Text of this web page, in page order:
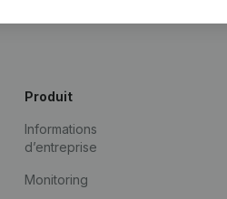
Produit
Informations
d’entreprise
Monitoring